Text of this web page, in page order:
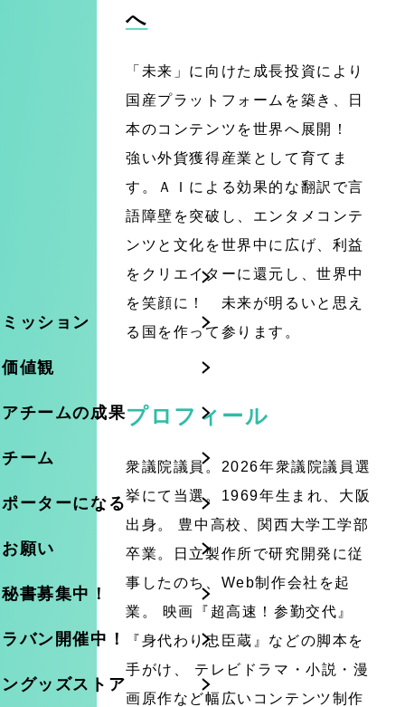
ッション
値観
チームの成果
ーム
ーターになる
願い
書募集中！
バン開催中！
グッズストア
へ
「未来」に向けた成長投資により
国産プラットフォームを築き、日
本のコンテンツを世界へ展開！
強い外貨獲得産業として育てま
す。ＡＩによる効果的な翻訳で言
語障壁を突破し、エンタメコンテ
ンツと文化を世界中に広げ、利益
をクリエイターに還元し、世界中
を笑顔に！ 未来が明るいと思え
る国を作って参ります。
プロフィール
衆議院議員。2026年衆議院議員選
挙にて当選。1969年生まれ、大阪
出身。 豊中高校、関西大学工学部
卒業。日立製作所で研究開発に従
事したのち、Web制作会社を起
業。 映画『超高速！参勤交代』
『身代わり忠臣蔵』などの脚本を
手がけ、 テレビドラマ・小説・漫
画原作など幅広いコンテンツ制作